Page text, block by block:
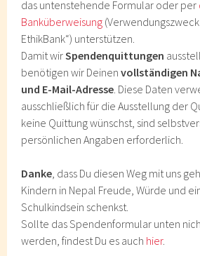
das untenstehende Formular oder per
Banküberweisung
EthikBank“) unterstützen.
Damit wirSpendenquittungen
benötigen wir Deinenvollständigen
und E-Mail-Adresse . Diese Daten
ausschließlich für die Ausstellung der
keine Quittung wünschst, sind
persönlichen Angaben erforderlich.
Danke , dass Du diesen Weg mit uns
Kindern in Nepal Freude, Würde und
Schulkindsein schenkst.
Sollte das Spendenformular unten
werden, findest Du es auch hier.